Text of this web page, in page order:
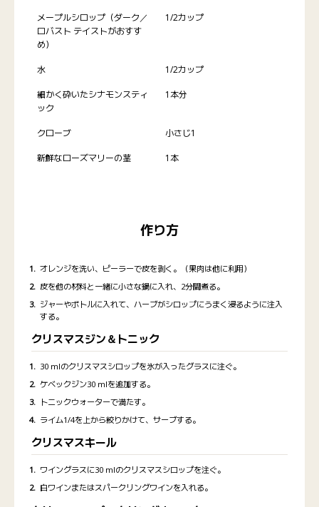
メープルシロップ（ダーク／
ロバスト テイストがおすす
め）
1/2カップ
水 1/2カップ
細かく砕いたシナモンスティ
ック
1本分
クローブ 小さじ1
新鮮なローズマリーの茎 1本
作り方
オレンジを洗い、ピーラーで皮を剥く。（果肉は他に利用）
皮を他の材料と一緒に小さな鍋に入れ、2分間煮る。
ジャーやボトルに入れて、ハーブがシロップにうまく浸るように注入
する。
クリスマスジン＆トニック
30 mlのクリスマスシロップを氷が入ったグラスに注ぐ。
ケベックジン30 mlを追加する。
トニックウォーターで満たす。
ライム1/4を上から絞りかけて、サーブする。
クリスマスキール
ワイングラスに30 mlのクリスマスシロップを注ぐ。
白ワインまたはスパークリングワインを入れる。